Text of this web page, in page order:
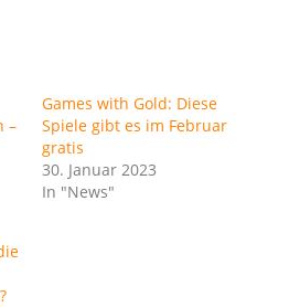
–
Games with Gold: Diese
Spiele gibt es im Februar
gratis
30. Januar 2023
In "News"